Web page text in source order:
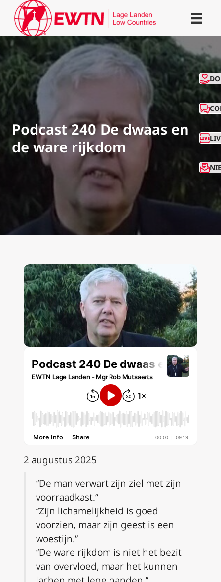
Podcast 240 De dwaas en
de ware rijkdom
2 augustus 2025
“De man verwart zijn ziel met zijn
voorraadkast.”
“Zijn lichamelijkheid is goed
voorzien, maar zijn geest is een
woestijn.”
“De ware rijkdom is niet het bezit
van overvloed, maar het kunnen